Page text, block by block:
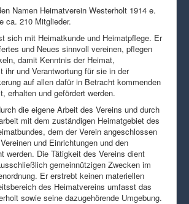
Namen Heimatverein Westerholt 1914 e.
ca. 210 Mitglieder.
sich mit Heimatkunde und Heimatpflege. Er
und Neues sinnvoll vereinen, pflegen
damit Kenntnis der Heimat,
ihr und Verantwortung für sie in der
auf allen dafür in Betracht kommenden
erhalten und gefördert werden.
die eigene Arbeit des Vereins und durch
mit dem zuständigen Heimatgebiet des
dem der Verein angeschlossen
und Einrichtungen und den
werden. Die Tätigkeit des Vereins dient
gemeinnützigen Zwecken im
Er erstrebt keinen materiellen
des Heimatvereins umfasst das
sowie seine dazugehörende Umgebung.